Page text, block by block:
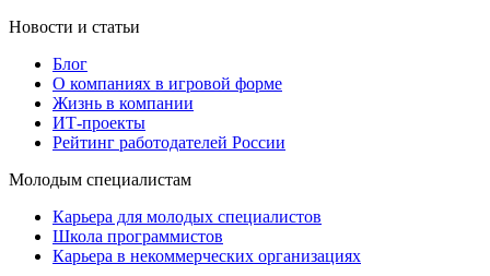
Новости и статьи
Блог
О компаниях в игровой форме
Жизнь в компании
ИТ-проекты
Рейтинг работодателей России
Молодым специалистам
Карьера для молодых специалистов
Школа программистов
Карьера в некоммерческих организациях